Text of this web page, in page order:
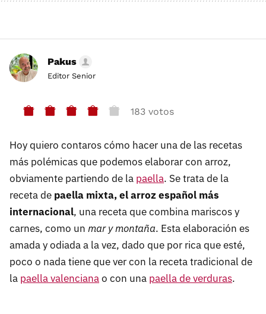
Pakus
Editor Senior
183 votos
Hoy quiero contaros cómo hacer una de las recetas
más polémicas que podemos elaborar con arroz,
obviamente partiendo de la paella. Se trata de la
receta de paella mixta, el arroz español más
internacional, una receta que combina mariscos y
carnes, como un mar y montaña. Esta elaboración es
amada y odiada a la vez, dado que por rica que esté,
poco o nada tiene que ver con la receta tradicional de
la paella valencianao con una paella de verduras.